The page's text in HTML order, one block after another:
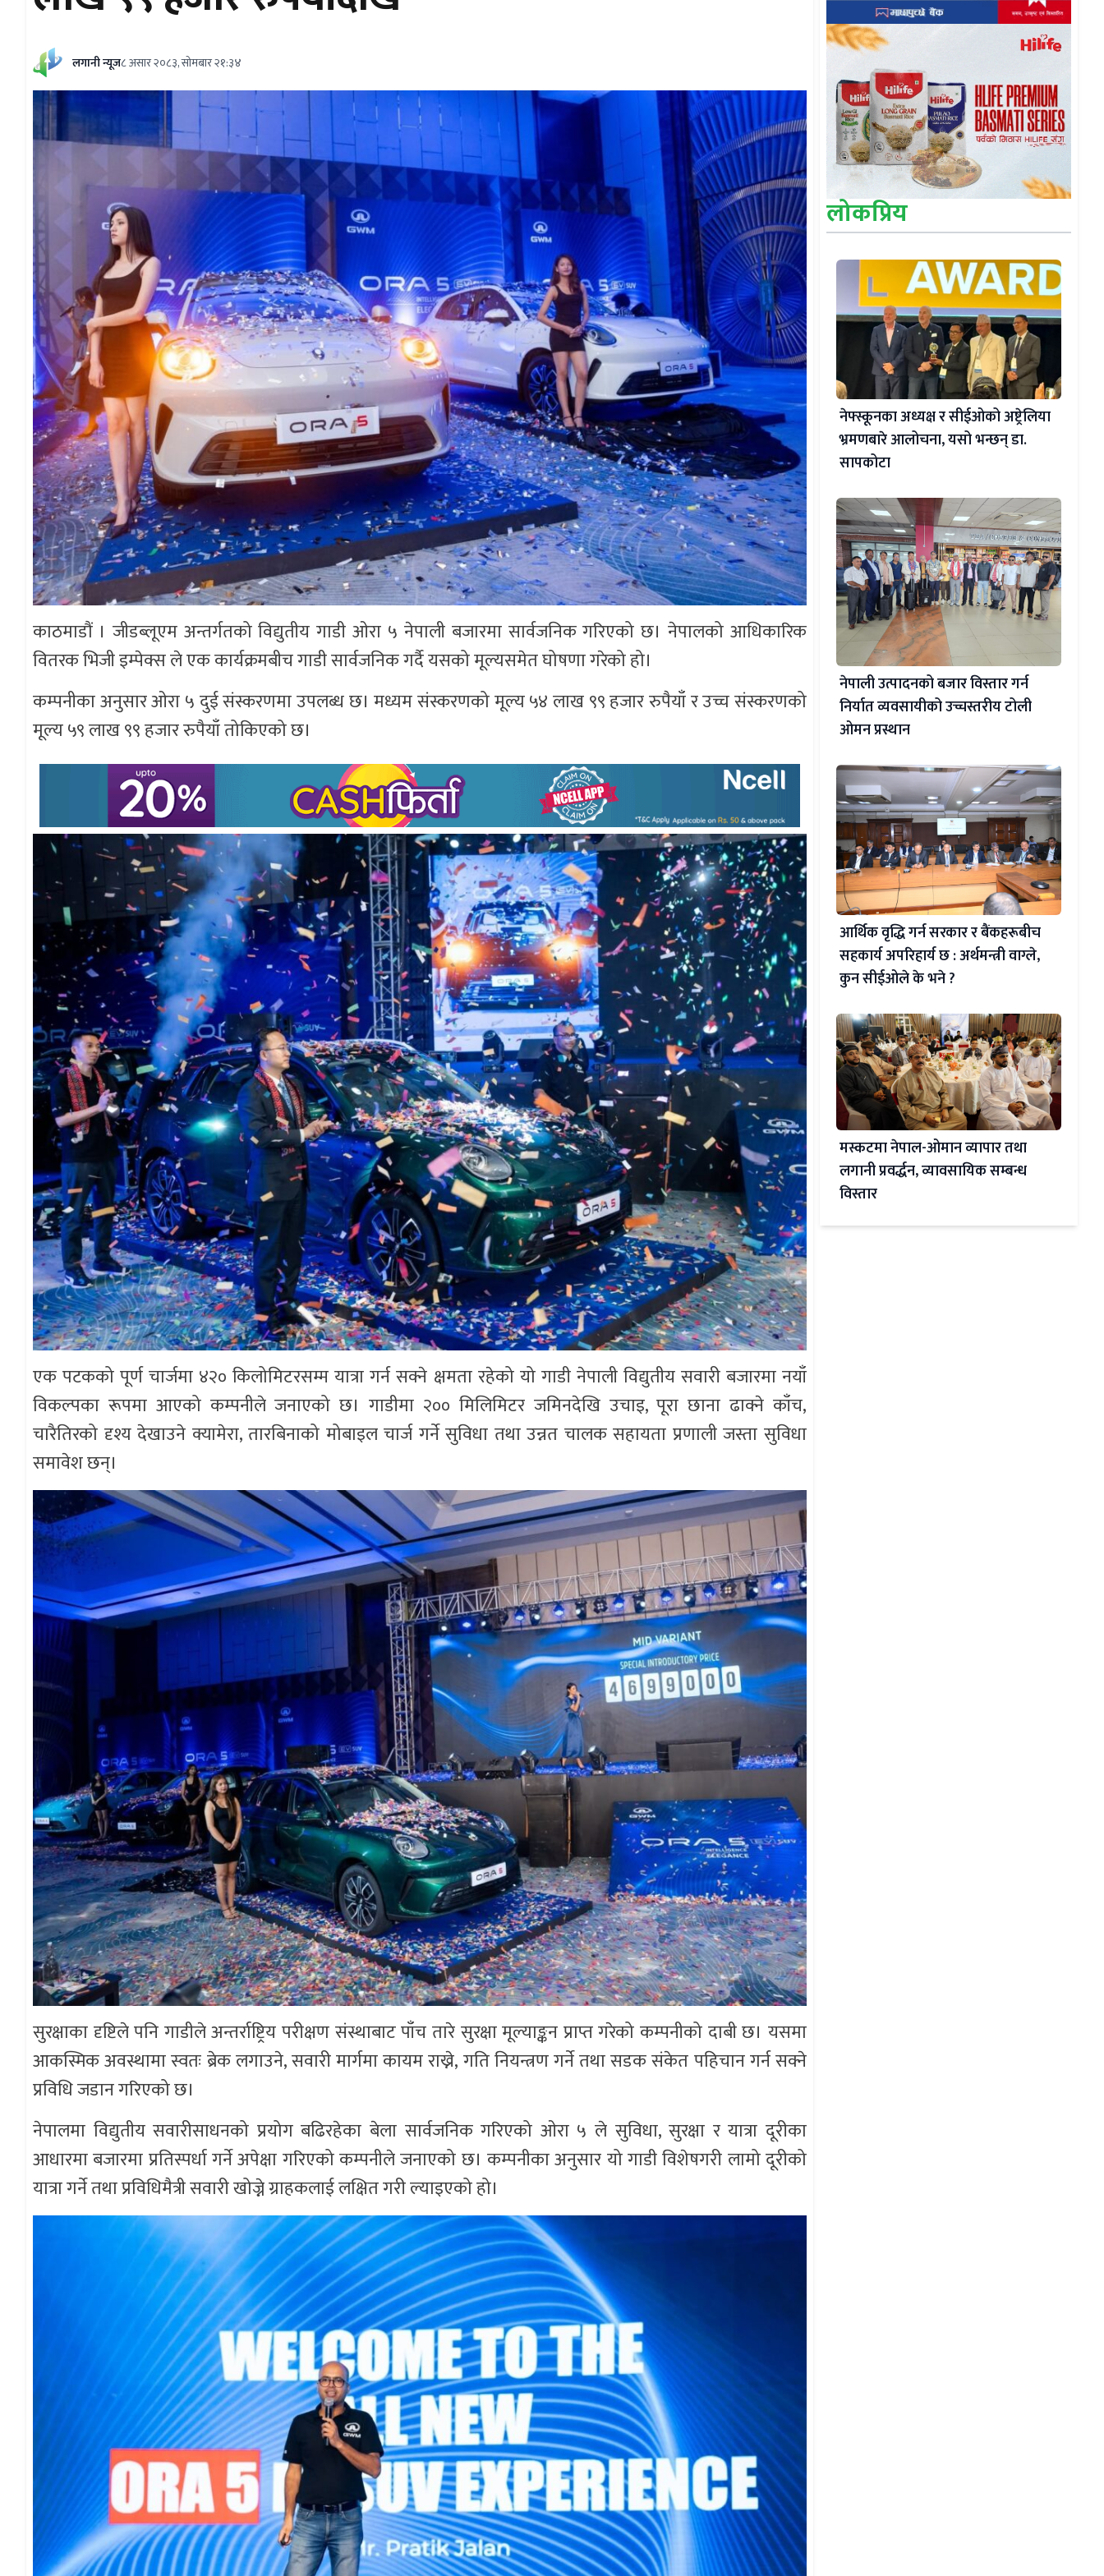
लगानी न्यूज८ असार २०८३, सोमबार २१:३४
काठमाडौं । जीडब्लूएम अन्तर्गतको विद्युतीय गाडी ओरा ५ नेपाली बजारमा सार्वजनिक गरिएको छ। नेपालको आधिकारिक
वितरक भिजी इम्पेक्स ले एक कार्यक्रमबीच गाडी सार्वजनिक गर्दै यसको मूल्यसमेत घोषणा गरेको हो।
कम्पनीका अनुसार ओरा ५ दुई संस्करणमा उपलब्ध छ। मध्यम संस्करणको मूल्य ५४ लाख ९९ हजार रुपैयाँ र उच्च संस्करणको
मूल्य ५९ लाख ९९ हजार रुपैयाँ तोकिएको छ।
एक पटकको पूर्ण चार्जमा ४२० किलोमिटरसम्म यात्रा गर्न सक्ने क्षमता रहेको यो गाडी नेपाली विद्युतीय सवारी बजारमा नयाँ
विकल्पका रूपमा आएको कम्पनीले जनाएको छ। गाडीमा २०० मिलिमिटर जमिनदेखि उचाइ, पूरा छाना ढाक्ने काँच,
चारैतिरको दृश्य देखाउने क्यामेरा, तारबिनाको मोबाइल चार्ज गर्ने सुविधा तथा उन्नत चालक सहायता प्रणाली जस्ता सुविधा
समावेश छन्।
सुरक्षाका दृष्टिले पनि गाडीले अन्तर्राष्ट्रिय परीक्षण संस्थाबाट पाँच तारे सुरक्षा मूल्याङ्कन प्राप्त गरेको कम्पनीको दाबी छ। यसमा
आकस्मिक अवस्थामा स्वतः ब्रेक लगाउने, सवारी मार्गमा कायम राख्ने, गति नियन्त्रण गर्ने तथा सडक संकेत पहिचान गर्न सक्ने
प्रविधि जडान गरिएको छ।
नेपालमा विद्युतीय सवारीसाधनको प्रयोग बढिरहेका बेला सार्वजनिक गरिएको ओरा ५ ले सुविधा, सुरक्षा र यात्रा दूरीका
आधारमा बजारमा प्रतिस्पर्धा गर्ने अपेक्षा गरिएको कम्पनीले जनाएको छ। कम्पनीका अनुसार यो गाडी विशेषगरी लामो दूरीको
यात्रा गर्ने तथा प्रविधिमैत्री सवारी खोज्ने ग्राहकलाई लक्षित गरी ल्याइएको हो।
लोकप्रिय
नेफ्स्कूनका अध्यक्ष र सीईओको अष्ट्रेलिया
भ्रमणबारे आलोचना, यसो भन्छन् डा‍.
सापकोटा
नेपाली उत्पादनको बजार विस्तार गर्न
निर्यात व्यवसायीको उच्चस्तरीय टोली
ओमन प्रस्थान
आर्थिक वृद्धि गर्न सरकार र बैंकहरूबीच
सहकार्य अपरिहार्य छ : अर्थमन्त्री वाग्ले,
कुन सीईओले के भने ?
मस्कटमा नेपाल-ओमान व्यापार तथा
लगानी प्रवर्द्धन, व्यावसायिक सम्बन्ध
विस्तार